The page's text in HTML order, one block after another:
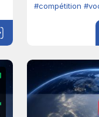
#compétition